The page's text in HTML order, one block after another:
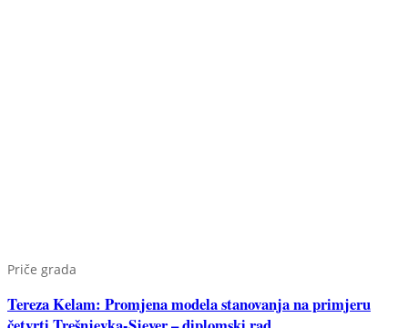
Priče grada
Tereza Kelam: Promjena modela stanovanja na primjeru